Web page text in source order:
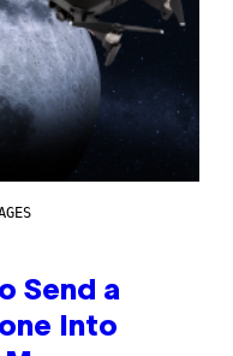
Send a
Into